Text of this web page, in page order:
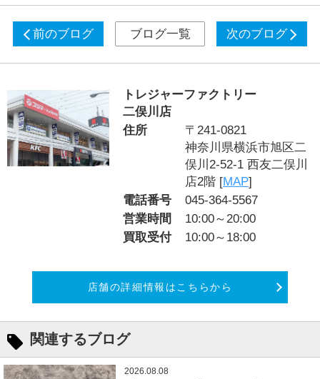
前のブログ ブログ一覧 次のブログ
トレジャーファクトリー
二俣川店
住所
〒241-0821
神奈川県横浜市旭区二
俣川2‐52‐1 西友二俣川
店2階 [MAP]
電話番号
045-364-5567
営業時間
10:00～20:00
買取受付
10:00～18:00
店舗の詳細情報はこちらから
関連するブログ
2026.08.08